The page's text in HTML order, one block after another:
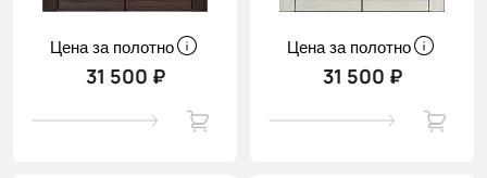
Цена за полотно
31 500 ₽
Цена за полотно
31 500 ₽